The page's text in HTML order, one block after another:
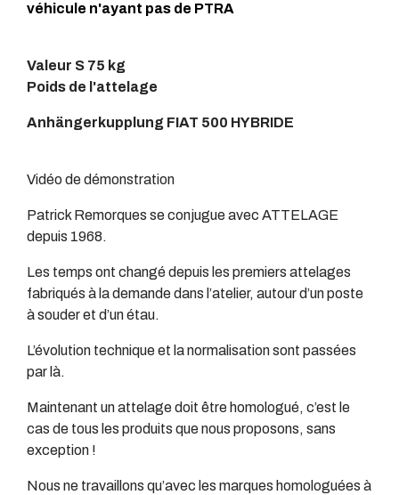
véhicule n'ayant pas de PTRA
Valeur S 75 kg
Poids de l'attelage
Anhängerkupplung FIAT 500 HYBRIDE
Vidéo de démonstration
Patrick Remorques se conjugue avec ATTELAGE
depuis 1968.
Les temps ont changé depuis les premiers attelages
fabriqués à la demande dans l’atelier, autour d’un poste
à souder et d’un étau.
L’évolution technique et la normalisation sont passées
par là.
Maintenant un attelage doit être homologué, c’est le
cas de tous les produits que nous proposons, sans
exception !
Nous ne travaillons qu’avec les marques homologuées à